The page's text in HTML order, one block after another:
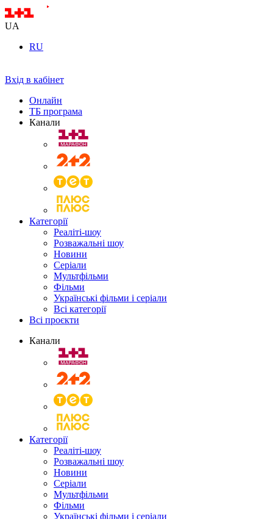
UA
RU
Вхід в кабінет
Онлайн
ТБ програма
Канали
Категорії
Реаліті-шоу
Розважальні шоу
Новини
Серіали
Мультфільми
Фільми
Українські фільми і серіали
Всі категорії
Всі проєкти
Канали
Категорії
Реаліті-шоу
Розважальні шоу
Новини
Серіали
Мультфільми
Фільми
Українські фільми і серіали